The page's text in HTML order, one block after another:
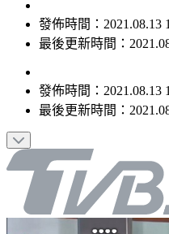
發佈時間：2021.08.13
發佈時間：2021.08.13